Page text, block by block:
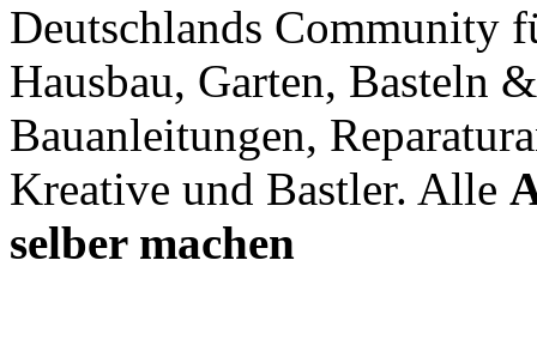
Deutschlands Community
Hausbau, Garten, Basteln
Bauanleitungen,
Kreative und Bastler. Alle
selber machen